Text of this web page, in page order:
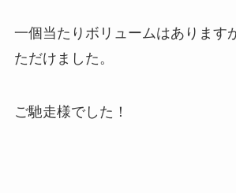
一個当たりボリュームはあります
ただけました。
ご馳走様でした！